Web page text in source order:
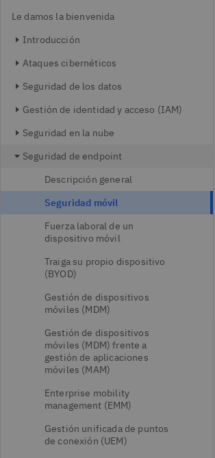
Le damos la bienvenida
Introducción
Ataques cibernéticos
Seguridad de los datos
Gestión de identidad y acceso (IAM)
Seguridad en la nube
Seguridad de endpoint
Descripción general
Seguridad móvil
Fuerza laboral de un
dispositivo móvil
Traiga su propio dispositivo
(BYOD)
Gestión de dispositivos
móviles (MDM)
Gestión de dispositivos
móviles (MDM) frente a
gestión de aplicaciones
móviles (MAM)
Enterprise mobility
management (EMM)
Gestión unificada de puntos
de conexión (UEM)